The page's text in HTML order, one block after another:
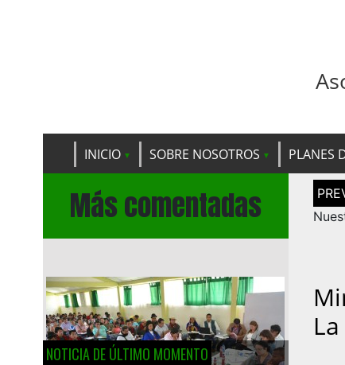
INICIO SOBRE NOSOTROS PLANES
Más comentadas
NOTICIA DE ÚLTIMO MOMENTO
de